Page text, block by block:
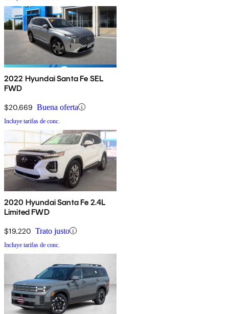
2022 Hyundai Santa Fe SEL
FWD
$20,669 Buena oferta
Incluye tarifas de conc.
2020 Hyundai Santa Fe 2.4L
Limited FWD
$19,220 Trato justo
Incluye tarifas de conc.